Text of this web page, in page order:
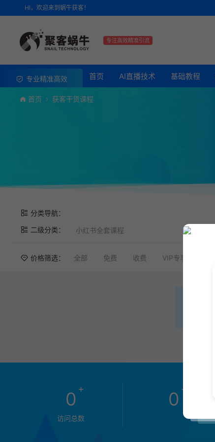
HI，欢迎来到蜗牛获客！
专注高效精准引流
专业精准高效 首页 AI直播技术 基础教程
首页 获客干货课程
分类导航：
二级分类：
小红书全套课程
价格筛选： 全部 免费 收费 VIP专享
0 +
访问总数
0 +